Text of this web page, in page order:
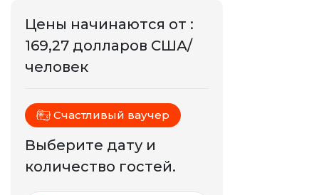
Цены начинаются от :
169,27 долларов США/
человек
Счастливый ваучер
Выберите дату и
количество гостей.